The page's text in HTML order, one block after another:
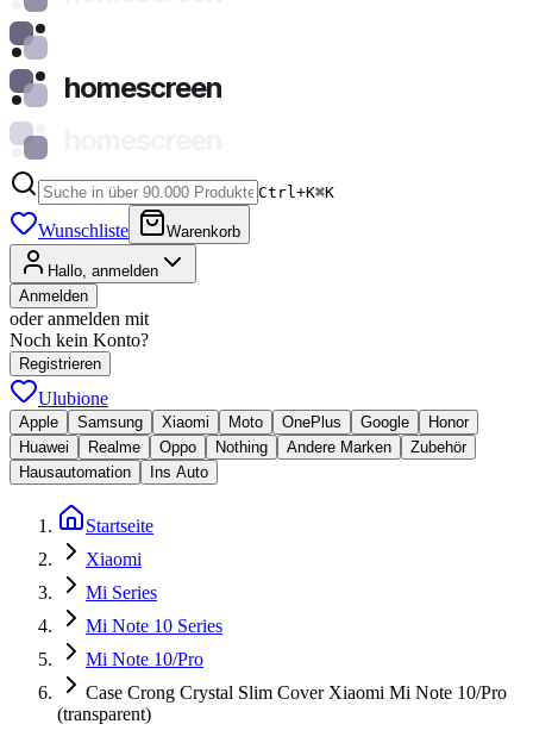
homescreen
Ctrl+K⌘K
Wunschliste Warenkorb
Hallo, anmelden
Anmelden
oder anmelden mit
Noch kein Konto?
Registrieren
Ulubione
Apple Samsung Xiaomi Moto OnePlus Google
Honor
Huawei
Realme Oppo Nothing Andere Marken
Zubehör
Hausautomation
Ins Auto
Startseite
Xiaomi
Mi Series
Mi Note 10 Series
Mi Note 10/Pro
Case Crong Crystal Slim Cover Xiaomi Mi Note 10/Pro
(transparent)